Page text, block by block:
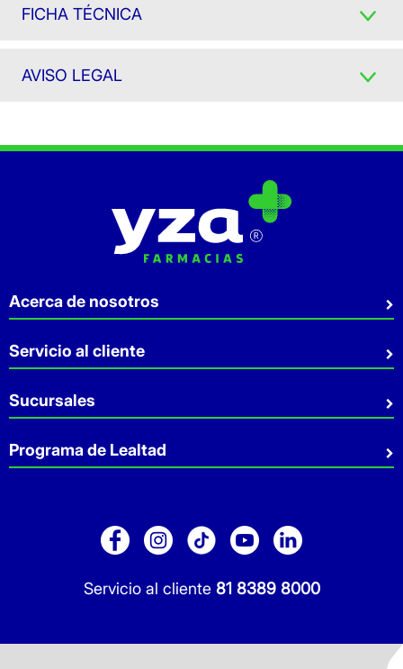
FICHA TÉCNICA
AVISO LEGAL
Servicio al cliente 81 8389 8000
Acerca de nosotros
Quiénes somos
Sostenibilidad
Aviso de privacidad
Servicio al cliente
Preguntas Frecuentes
Contacto
Facturación
Sucursales
Sucursales
Servicio a Domicilio
Pago de Servicios
Programa de Lealtad
Folleto Promocional
Sitio Dermocosmética